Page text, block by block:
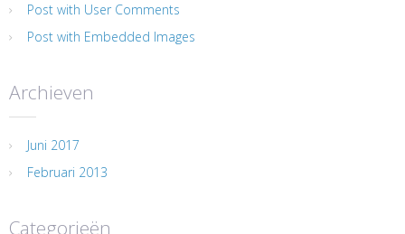
Post with User Comments
Post with Embedded Images
Archieven
Juni 2017
Februari 2013
Categorieën